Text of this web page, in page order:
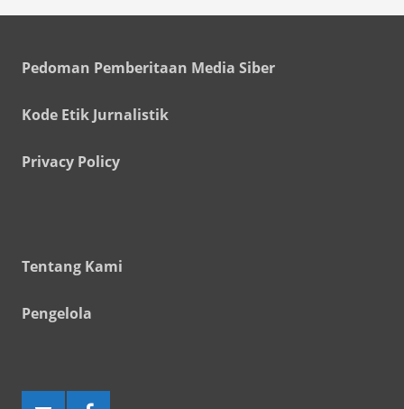
Pedoman Pemberitaan Media Siber
Kode Etik Jurnalistik
Privacy Policy
Tentang Kami
Pengelola